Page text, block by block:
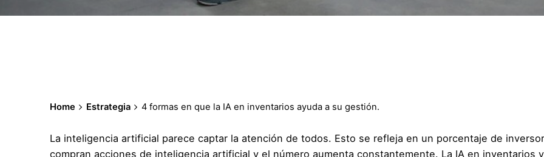
Home Estrategia 4 formas en que la IA en inventarios ayuda a su gestión.
La inteligencia artificial parece captar la atención de todos. Esto se refleja en un porcentaje de
compran acciones de inteligencia artificial y el número aumenta constantemente. La IA en inventarios y